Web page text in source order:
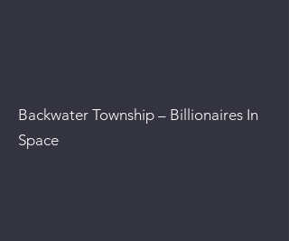
Backwater Township – Billionaires In
Space